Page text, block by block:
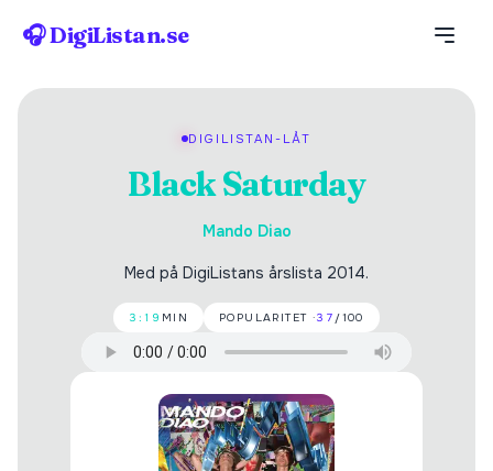
🎧 DigiListan.se
DIGILISTAN-LÅT
Black Saturday
Mando Diao
Med på DigiListans årslista 2014.
3:19 MIN POPULARITET ·37 /100